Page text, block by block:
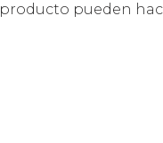
producto pueden